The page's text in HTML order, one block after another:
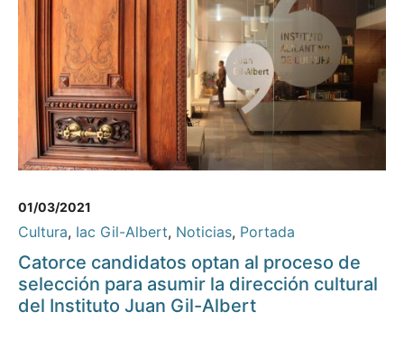
01/03/2021
Cultura, Iac Gil-Albert, Noticias, Portada
Catorce candidatos optan al proceso de
selección para asumir la dirección cultural
del Instituto Juan Gil-Albert